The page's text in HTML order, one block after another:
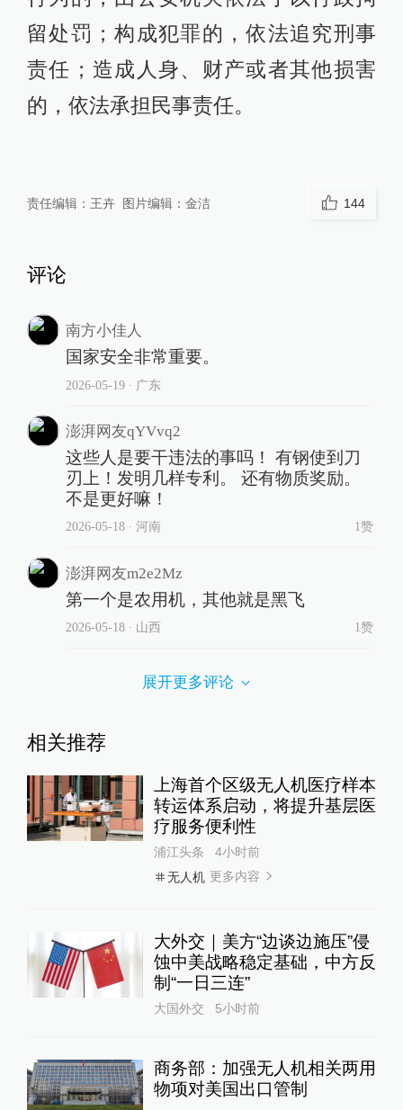
留处罚；构成犯罪的，依法追究刑事
责任；造成人身、财产或者其他损害
的，依法承担民事责任。
责任编辑： 王卉 图片编辑： 金洁 144
评论
南方小佳人
国家安全非常重要。
2026-05-19∙ 广东
澎湃网友qYVvq2
这些人是要干违法的事吗！ 有钢使到刀
刃上！发明几样专利。 还有物质奖励。
不是更好嘛！
2026-05-18∙ 河南 1赞
澎湃网友m2e2Mz
第一个是农用机，其他就是黑飞
2026-05-18∙ 山西 1赞
展开更多评论
相关推荐
上海首个区级无人机医疗样本
转运体系启动，将提升基层医
疗服务便利性
浦江头条
4小时前
无人机 更多内容
大外交｜美方“边谈边施压”侵
蚀中美战略稳定基础，中方反
制“一日三连”
大国外交 5小时前
商务部：加强无人机相关两用
物项对美国出口管制